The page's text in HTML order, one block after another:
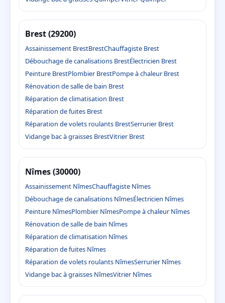
Brest (29200)
Assainissement BrestBrestChauffagiste Brest
Débouchage de canalisations BrestÉlectricien Brest
Peinture BrestPlombier BrestPompe à chaleur Brest
Rénovation de salle de bain Brest
Réparation de climatisation Brest
Réparation de fuites Brest
Réparation de volets roulants BrestSerrurier Brest
Vidange bac à graisses BrestVitrier Brest
Nîmes (30000)
Assainissement NîmesChauffagiste Nîmes
Débouchage de canalisations NîmesÉlectricien Nîmes
Peinture NîmesPlombier NîmesPompe à chaleur Nîmes
Rénovation de salle de bain Nîmes
Réparation de climatisation Nîmes
Réparation de fuites Nîmes
Réparation de volets roulants NîmesSerrurier Nîmes
Vidange bac à graisses NîmesVitrier Nîmes